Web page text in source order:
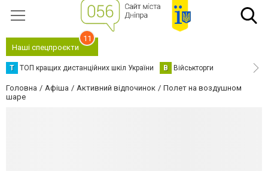
Наші спецпроєкти
11
Т ТОП кращих дистанційних шкіл України В Військторги
Головна Афіша Активний відпочинок
Полет на воздушном
шаре